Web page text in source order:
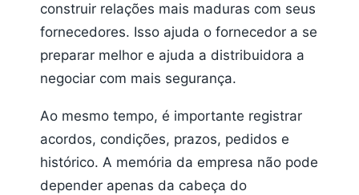
construir relações mais maduras com seus
fornecedores. Isso ajuda o fornecedor a se
preparar melhor e ajuda a distribuidora a
negociar com mais segurança.
Ao mesmo tempo, é importante registrar
acordos, condições, prazos, pedidos e
histórico. A memória da empresa não pode
depender apenas da cabeça do